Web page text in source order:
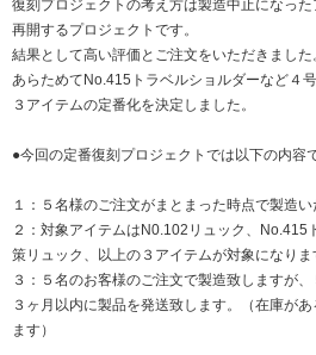
復刻プロジェクトの考え方は製造中止になっ
再開するプロジェクトです。
結果として高い評価とご注文をいただきました
あらためてNo.415トラベルショルダーなど４
３アイテムの定番化を決定しました。
●今回の定番復刻プロジェクトでは以下の内容
１：５名様のご注文がまとまった時点で製造い
２：対象アイテムはN0.102リュック、
策リュック、以上の３アイテムが対象になりま
３：５名のお客様のご注文で製造致しますが
３ヶ月以内に製品を発送致します。（在庫が
ます）